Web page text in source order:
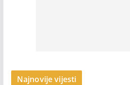
Najnovije vijesti